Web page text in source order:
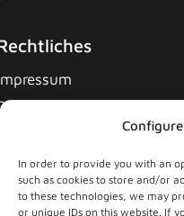
In order to provide you with an
such as cookies to store and/or
to these technologies, we may
or unique IDs on this website. If